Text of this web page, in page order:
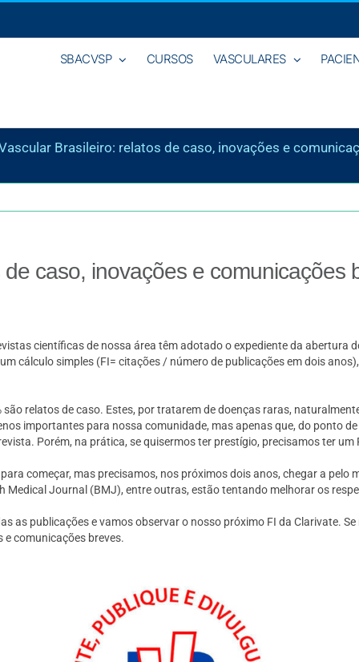
SBACVSP CURSOS VASCULARES
Brasileiro: relatos de caso, inovações e
caso, inovações e comunicações
científicas de nossa área têm adotado o expediente da abertura
cálculo simples (FI= citações / número de publicações em dois
relatos de caso. Estes, por tratarem de doenças raras,
importantes para nossa comunidade, mas apenas que, do ponto
Porém, na prática, se quisermos ter prestígio, precisamos ter
começar, mas precisamos, nos próximos dois anos, chegar a pelo
Medical Journal (BMJ), entre outras, estão tentando melhorar os
as publicações e vamos observar o nosso próximo FI da Clarivate.
comunicações breves.